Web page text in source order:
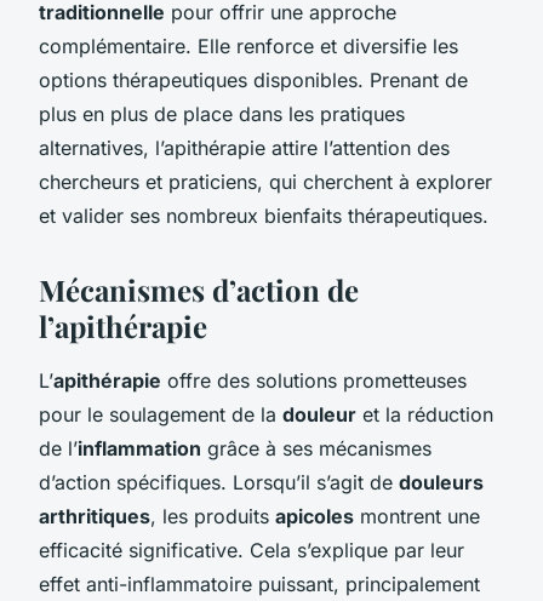
traditionnelle pour offrir une approche
complémentaire. Elle renforce et diversifie les
options thérapeutiques disponibles. Prenant de
plus en plus de place dans les pratiques
alternatives, l’apithérapie attire l’attention des
chercheurs et praticiens, qui cherchent à explorer
et valider ses nombreux bienfaits thérapeutiques.
Mécanismes d’action de
l’apithérapie
L’apithérapie offre des solutions prometteuses
pour le soulagement de la douleur et la réduction
de l’inflammation grâce à ses mécanismes
d’action spécifiques. Lorsqu’il s’agit de douleurs
arthritiques, les produits apicoles montrent une
efficacité significative. Cela s’explique par leur
effet anti-inflammatoire puissant, principalement